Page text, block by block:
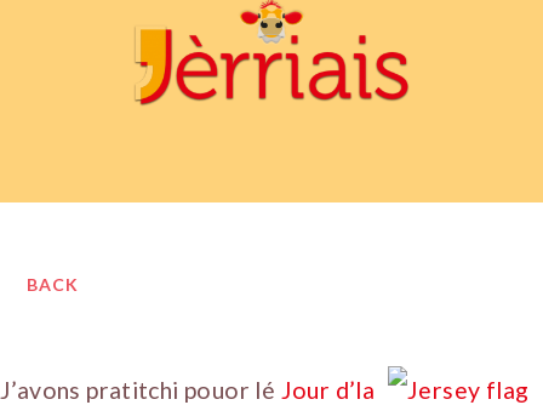
BACK
J’avons pratitchi pouor lé Jour d’la